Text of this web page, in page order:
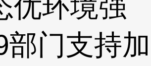
部门支持加